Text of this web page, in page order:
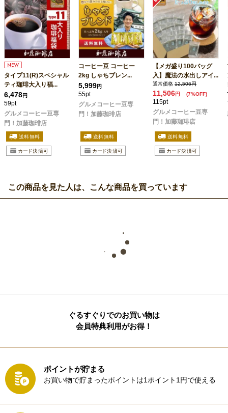
タイプ11(R)スペシャル
ティ珈琲大入り福...
6,478円
59pt
グルメコーヒー豆専
門！加藤珈琲店
コーヒー豆 コーヒー
2kg しゃちブレン...
5,999円
55pt
グルメコーヒー豆専
門！加藤珈琲店
【メガ盛り100バッグ
入】魔法の水出しアイ...
通常価格 12,506円
11,506円 (7%OFF)
115pt
グルメコーヒー豆専
門！加藤珈琲店
この商品を見た人は、こんな商品を買っています
ぐるすぐりでのお買い物は
会員特典利用がお得！
ポイントが貯まる
お買い物で貯まったポイントは1ポイント1円で使える